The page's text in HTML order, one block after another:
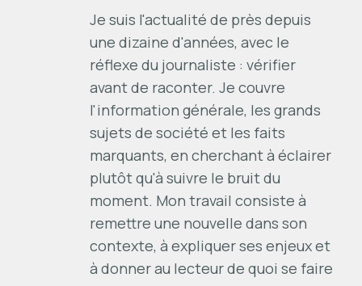
Je suis l'actualité de près depuis
une dizaine d'années, avec le
réflexe du journaliste : vérifier
avant de raconter. Je couvre
l'information générale, les grands
sujets de société et les faits
marquants, en cherchant à éclairer
plutôt qu'à suivre le bruit du
moment. Mon travail consiste à
remettre une nouvelle dans son
contexte, à expliquer ses enjeux et
à donner au lecteur de quoi se faire